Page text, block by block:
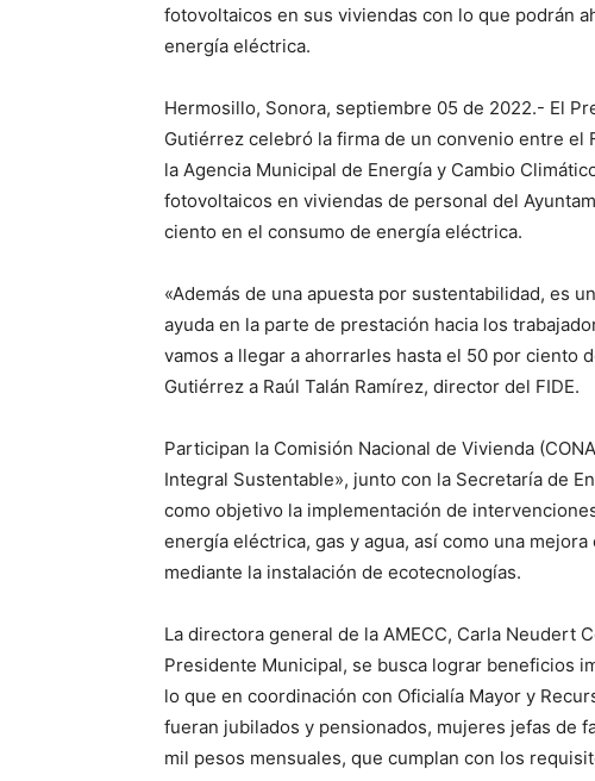
fotovoltaicos en sus viviendas con lo que podrán
energía eléctrica.
Hermosillo, Sonora, septiembre 05 de 2022.- El
Gutiérrez celebró la firma de un convenio entre el
la Agencia Municipal de Energía y Cambio
fotovoltaicos en viviendas de personal del
ciento en el consumo de energía eléctrica.
«Además de una apuesta por sustentabilidad, es
ayuda en la parte de prestación hacia los
vamos a llegar a ahorrarles hasta el 50 por ciento
Gutiérrez a Raúl Talán Ramírez, director del FIDE.
Participan la Comisión Nacional de Vivienda
Integral Sustentable», junto con la Secretaría de
como objetivo la implementación de
energía eléctrica, gas y agua, así como una
mediante la instalación de ecotecnologías.
La directora general de la AMECC, Carla Neudert
Presidente Municipal, se busca lograr beneficios
lo que en coordinación con Oficialía Mayor y
fueran jubilados y pensionados, mujeres jefas de
mil pesos mensuales, que cumplan con los